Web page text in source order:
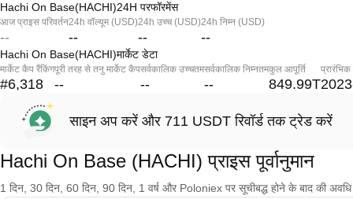
Hachi On Base(HACHI)24H परफॉरमेंस
आज प्राइस परिवर्तन
--
24h वॉल्यूम (USD)
--
24h उच्च (USD)
--
24h निम्न (USD)
--
Hachi On Base(HACHI)मार्केट डेटा
मार्केट कैप रैंकिंग
#6,318
पूरी तरह से तनु मार्केट कैप
--
सर्वकालिक उच्चतम
--
सर्वकालिक निम्नतम
--
कुल आपूर्ति
849.99T
प्रारंभिक
साइन अप करें और 711 USDT रिवॉर्ड तक ट्रेड करें
Hachi On Base (HACHI) प्राइस पूर्वानुमान
1 दिन, 30 दिन, 60 दिन, 90 दिन, 1 वर्ष और Poloniex पर सूचीबद्ध होने के बाद की